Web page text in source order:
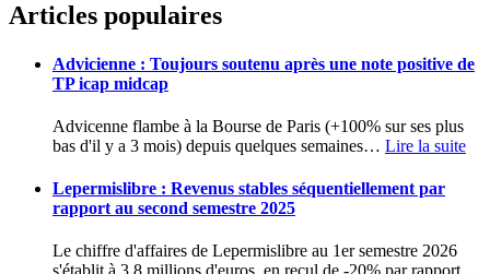
Articles populaires
Advicienne : Toujours soutenu après une note positive de
TP icap midcap
Advicenne flambe à la Bourse de Paris (+100% sur ses plus
bas d'il y a 3 mois) depuis quelques semaines… Lire la suite
Lepermislibre : Revenus stables séquentiellement par
rapport au second semestre 2025
Le chiffre d'affaires de Lepermislibre au 1er semestre 2026